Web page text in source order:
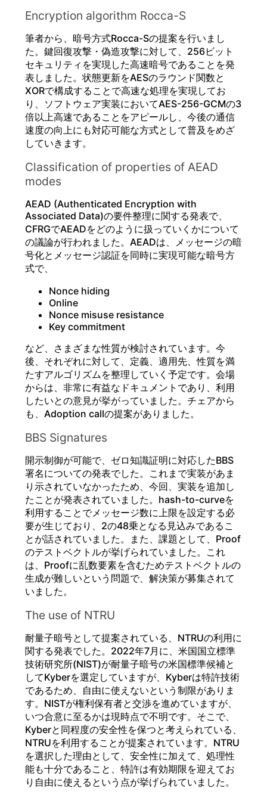
Encryption algorithm Rocca-S
筆者から、暗号方式Rocca-Sの提案を行いまし
た。鍵回復攻撃・偽造攻撃に対して、256ビット
セキュリティを実現した高速暗号であることを発
表しました。状態更新をAESのラウンド関数と
XORで構成することで高速な処理を実現してお
り、ソフトウェア実装においてAES-256-GCMの3
倍以上高速であることをアピールし、今後の通信
速度の向上にも対応可能な方式として普及をめざ
していきます。
Classification of properties of AEAD
modes
AEAD (Authenticated Encryption with
Associated Data)の要件整理に関する発表で、
CFRGでAEADをどのように扱っていくかについて
の議論が行われました。AEADは、メッセージの暗
号化とメッセージ認証を同時に実現可能な暗号方
式で、
Nonce hiding
Online
Nonce misuse resistance
Key commitment
など、さまざまな性質が検討されています。今
後、それぞれに対して、定義、適用先、性質を満
たすアルゴリズムを整理していく予定です。会場
からは、非常に有益なドキュメントであり、利用
したいとの意見が挙がっていました。チェアから
も、Adoption callの提案がありました。
BBS Signatures
開示制御が可能で、ゼロ知識証明に対応したBBS
署名についての発表でした。これまで実装があま
り示されていなかったため、今回、実装を追加し
たことが発表されていました。hash-to-curveを
利用することでメッセージ数に上限を設定する必
要が生じており、2の48乗となる見込みであるこ
とが話されていました。また、課題として、Proof
のテストベクトルが挙げられていました。これ
は、Proofに乱数要素を含むためテストベクトルの
生成が難しいという問題で、解決策が募集されて
いました。
The use of NTRU
耐量子暗号として提案されている、NTRUの利用に
関する発表でした。2022年7月に、米国国立標準
技術研究所(NIST)が耐量子暗号の米国標準候補と
してKyberを選定していますが、Kyberは特許技術
であるため、自由に使えないという制限がありま
す。NISTが権利保有者と交渉を進めていますが、
いつ合意に至るかは現時点で不明です。そこで、
Kyberと同程度の安全性を保つと考えられている、
NTRUを利用することが提案されています。NTRU
を選択した理由として、安全性に加えて、処理性
能も十分であること、特許は有効期限を迎えてお
り自由に使えるという点が挙げられていました。